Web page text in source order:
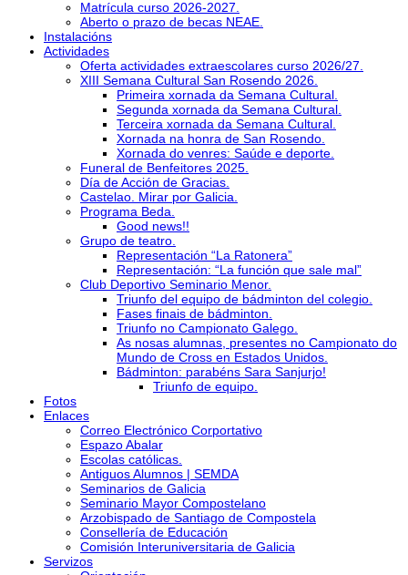
Matrícula curso 2026-2027.
Aberto o prazo de becas NEAE.
Instalacións
Actividades
Oferta actividades extraescolares curso 2026/27.
XIII Semana Cultural San Rosendo 2026.
Primeira xornada da Semana Cultural.
Segunda xornada da Semana Cultural.
Terceira xornada da Semana Cultural.
Xornada na honra de San Rosendo.
Xornada do venres: Saúde e deporte.
Funeral de Benfeitores 2025.
Día de Acción de Gracias.
Castelao. Mirar por Galicia.
Programa Beda.
Good news!!
Grupo de teatro.
Representación “La Ratonera”
Representación: “La función que sale mal”
Club Deportivo Seminario Menor.
Triunfo del equipo de bádminton del colegio.
Fases finais de bádminton.
Triunfo no Campionato Galego.
As nosas alumnas, presentes no Campionato do
Mundo de Cross en Estados Unidos.
Bádminton: parabéns Sara Sanjurjo!
Triunfo de equipo.
Fotos
Enlaces
Correo Electrónico Corportativo
Espazo Abalar
Escolas católicas.
Antiguos Alumnos | SEMDA
Seminarios de Galicia
Seminario Mayor Compostelano
Arzobispado de Santiago de Compostela
Consellería de Educación
Comisión Interuniversitaria de Galicia
Servizos